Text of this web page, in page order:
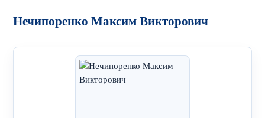
Нечипоренко Максим Викторович